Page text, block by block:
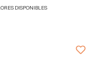
DISPONIBLES